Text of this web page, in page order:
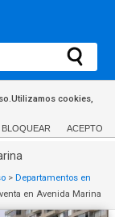
cookies,
BLOQUEAR ACEPTO
> Departamentos en
en Avenida Marina